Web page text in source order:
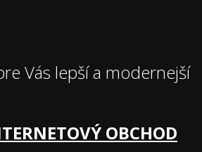
Vás lepší a modernejší
OBCHOD